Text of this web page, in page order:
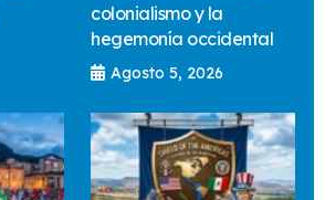
colonialismo y la
hegemonía occidental
Agosto 5, 2026